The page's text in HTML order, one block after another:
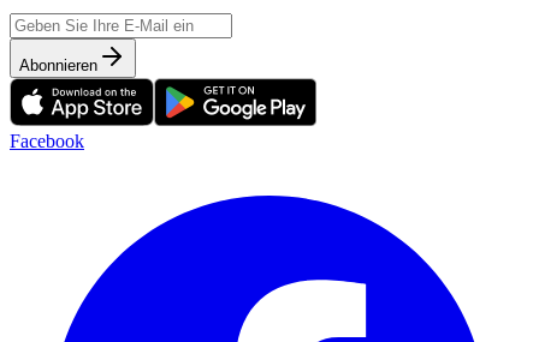
Abonnieren
Facebook